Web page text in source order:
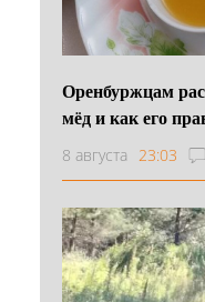
Оренбуржцам
мёд и как его
8 августа 23:03